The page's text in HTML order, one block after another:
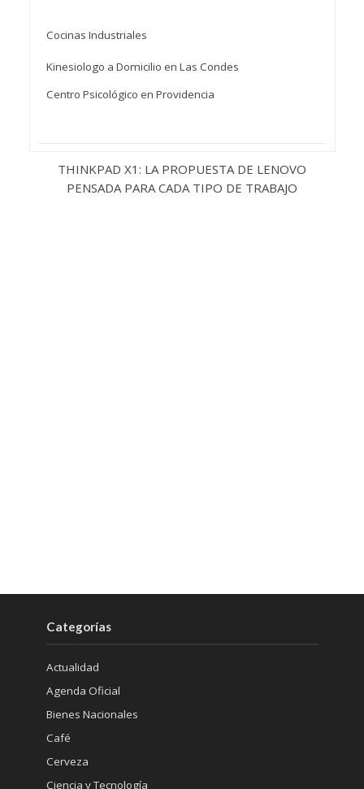
Cocinas Industriales
Kinesiologo a Domicilio en Las Condes
Centro Psicológico en Providencia
THINKPAD X1: LA PROPUESTA DE LENOVO
PENSADA PARA CADA TIPO DE TRABAJO
Categorías
Actualidad
Agenda Oficial
Bienes Nacionales
Café
Cerveza
Ciencia y Tecnología